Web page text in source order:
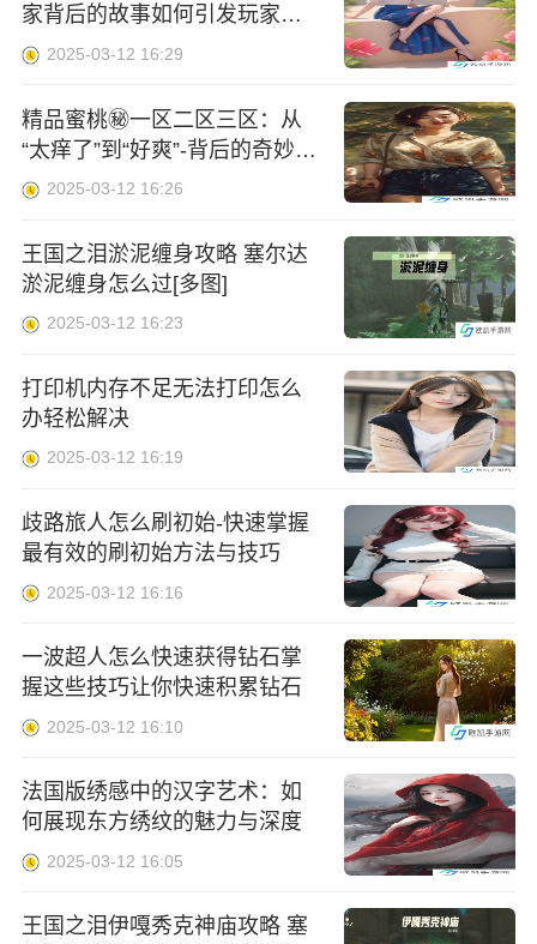
家背后的故事如何引发玩家们
的热议与争议
2025-03-12 16:29
精品蜜桃㊙️一区二区三区：从
“太痒了”到“好爽”-背后的奇妙感
官体验！
2025-03-12 16:26
王国之泪淤泥缠身攻略 塞尔达
淤泥缠身怎么过[多图]
2025-03-12 16:23
打印机内存不足无法打印怎么
办轻松解决
2025-03-12 16:19
歧路旅人怎么刷初始-快速掌握
最有效的刷初始方法与技巧
2025-03-12 16:16
一波超人怎么快速获得钻石掌
握这些技巧让你快速积累钻石
2025-03-12 16:10
法国版绣感中的汉字艺术：如
何展现东方绣纹的魅力与深度
2025-03-12 16:05
王国之泪伊嘎秀克神庙攻略 塞